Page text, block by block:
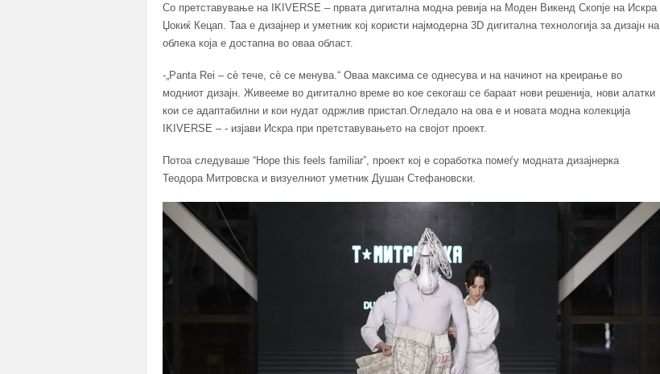
Со претставување на IKIVERSE – првата дигитална модна ревија на Моден Викенд Скопје на Искра
Џокиќ Кецап. Таа е дизајнер и уметник кој користи најмодерна 3D дигитална технологија за дизајн на
облека која е достапна во оваа област.
-„Panta Rei – сè тече, сè се менува.“ Оваа максима се однесува и на начинот на креирање во
модниот дизајн. Живееме во дигитално време во кое секогаш се бараат нови решенија, нови алатки
кои се адаптабилни и кои нудат одржлив пристап.Огледало на ова е и новата модна колекција
IKIVERSE – - изјави Искра при претставувањето на својот проект.
Потоа следуваше “Hope this feels familiar”, проект кој е соработка помеѓу модната дизајнерка
Теодора Митровска и визуелниот уметник Душан Стефановски.